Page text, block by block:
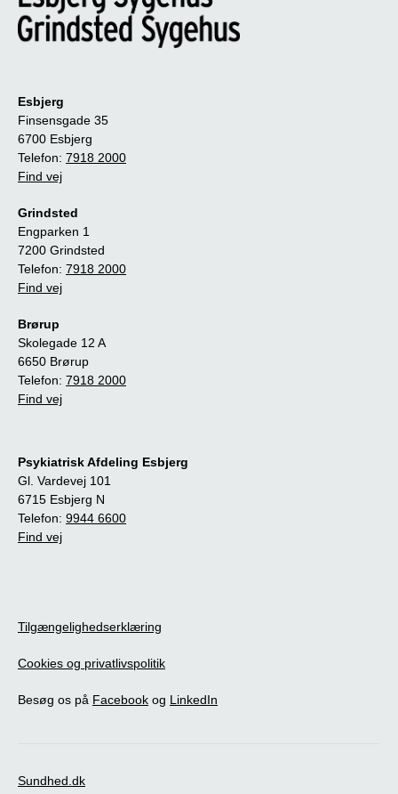
Esbjerg
Finsensgade 35
6700 Esbjerg
Telefon: 7918 2000
Find vej
Grindsted
Engparken 1
7200 Grindsted
Telefon: 7918 2000
Find vej
Brørup
Skolegade 12 A
6650 Brørup
Telefon: 7918 2000
Find vej
Psykiatrisk Afdeling Esbjerg
Gl. Vardevej 101
6715 Esbjerg N
Telefon: 9944 6600
Find vej
Tilgængelighedserklæring
Cookies og privatlivspolitik
Besøg os på Facebook og LinkedIn
Sundhed.dk